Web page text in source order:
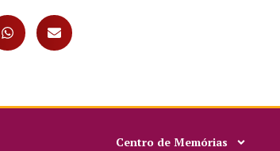
Centro de Memórias